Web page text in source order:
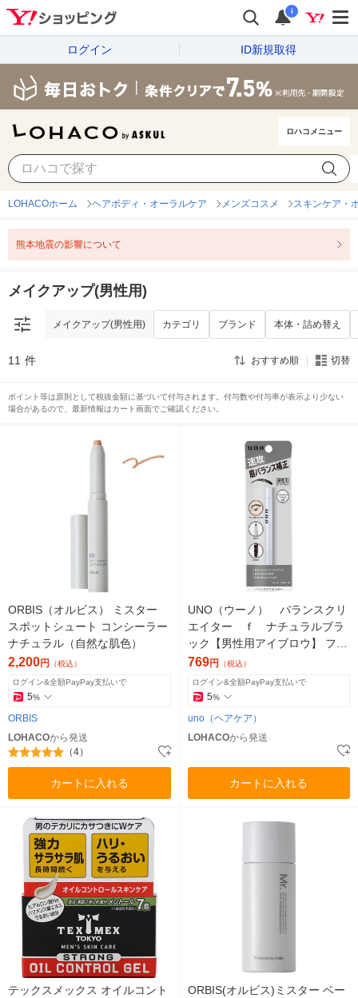
i
ログイン ID新規取得
ロハコメニュー
メイクアップ(男性用) 本体・詰め替え
LOHACOホーム ヘアボディ・オーラルケア メンズコスメ スキンケア・
熊本地震の影響について
メイクアップ(男性用)
メイクアップ(男性用) カテゴリ ブランド 本体・詰め替え
11 件 おすすめ順 切替
ポイント等は原則として税抜金額に基づいて付与されます。付与数や付与率が表示より少ない
場合があるので、最新情報はカート画面でご確認ください。
ORBIS（オルビス） ミスター
スポットシュート コンシーラー
ナチュラル（自然な肌色）
2,200円 （税込）
ログイン&全額PayPay支払いで
5%
ORBIS
LOHACOから発送
（4）
カートに入れる
UNO（ウーノ） バランスクリ
エイター ｆ ナチュラルブラ
ック【男性用アイブロウ】 ファ
イントゥデイ
769円 （税込）
ログイン&全額PayPay支払いで
5%
uno（ヘアケア）
LOHACOから発送
カートに入れる
テックスメックス オイルコント
ORBIS(オルビス)ミスター ベー